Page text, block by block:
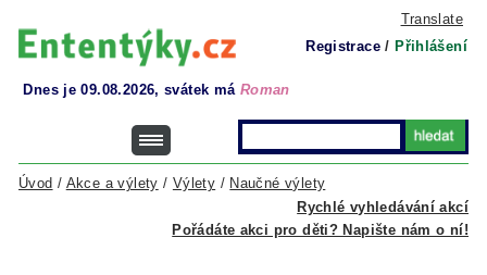
Translate
Registrace / Přihlášení
Dnes je 09.08.2026, svátek má Roman
Rychlé vyhledávání akcí
Úvod / Akce a výlety / Výlety / Naučné výlety
Pořádáte akci pro děti? Napište nám o ní!